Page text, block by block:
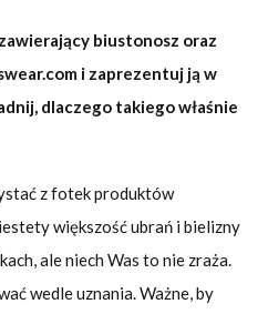
biustonosz oraz
i zaprezentuj ją w
dlaczego takiego właśnie
z fotek produktów
większość ubrań i bielizny
ale niech Was to nie zraża.
wedle uznania. Ważne, by